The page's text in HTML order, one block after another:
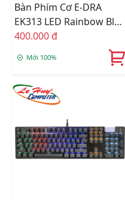
Bàn Phím Cơ E-DRA
EK313 LED Rainbow Blue
Switch
400.000 đ
Mới 100%